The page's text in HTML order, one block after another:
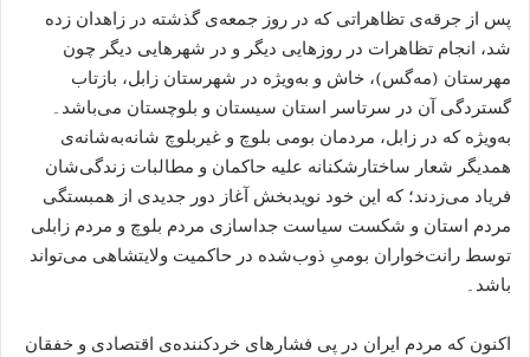
پس از جرقه‌ی تظاهراتی که در روز جمعه‌ی گذشته در زاهدان زده
شد، انجام تظاهرات در روزهایی دیگر و در شهرهایی دیگر چون
مهرستان (مه‌گس)، خاش و به‌ویژه در شهرستان زابل، بازتاب
گستردگی آن در سرتاسر استان سیستان و بلوچستان می‌باشد۔
به‌ویژه که در زابل، مردمان بومی بلوچ و غیربلوچ شانه‌به‌شانه‌ی
همدیگر شعار ساختارشکنانه علیه حاکمان و مطالبات زندگی‌شان
فریاد می‌زدند؛ که این خود نویدبخش آغاز دور جدیدی از همبستگی
مردم استان و شکست سیاست جداسازی مردم بلوچ و مردم زابلی
توسط رانت‌خواران بومیِ ذوب‌شده در حاکمیت ولایتشاهی می‌تواند
باشد۔
اکنون که مردم ایران در پی فشارهای خردکننده‌ی اقتصادی و خفقان